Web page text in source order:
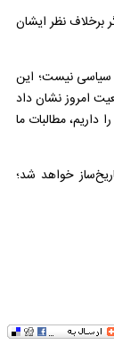
برخلاف نظر ایشان
سیاسی نیست؛ این
امروز نشان داد
داریم، مطالبات ما
خواهد شد؛